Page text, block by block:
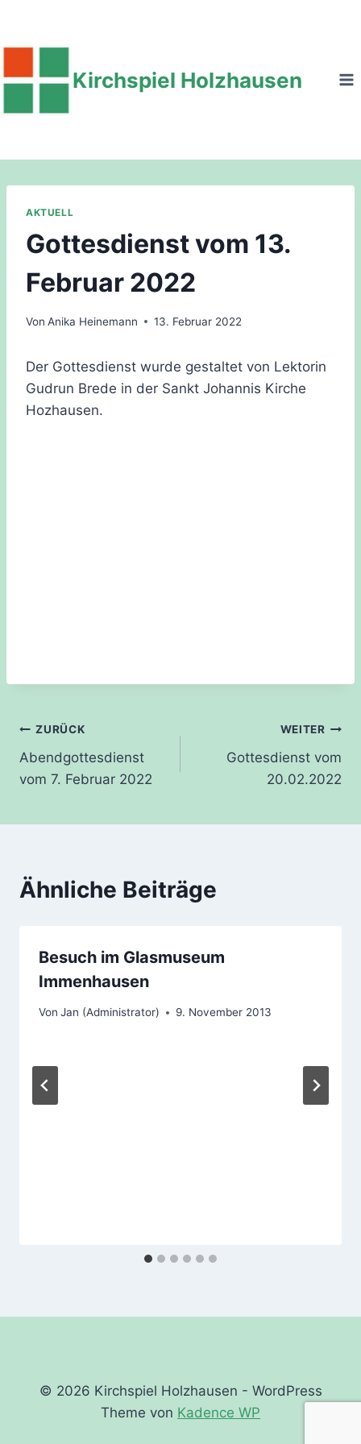
springen
Kirchspiel Holzhausen
AKTUELL
Gottesdienst vom 13.
Februar 2022
Von Anika Heinemann 13. Februar 2022
Der Gottesdienst wurde gestaltet von Lektorin
Gudrun Brede in der Sankt Johannis Kirche
Hozhausen.
Beitragsnavigation
ZURÜCK
Abendgottesdienst
vom 7. Februar 2022
WEITER
Gottesdienst vom
20.02.2022
Ähnliche Beiträge
Besuch im Glasmuseum
Immenhausen
Von Jan (Administrator) 9. November 2013
© 2026 Kirchspiel Holzhausen - WordPress
Theme von Kadence WP